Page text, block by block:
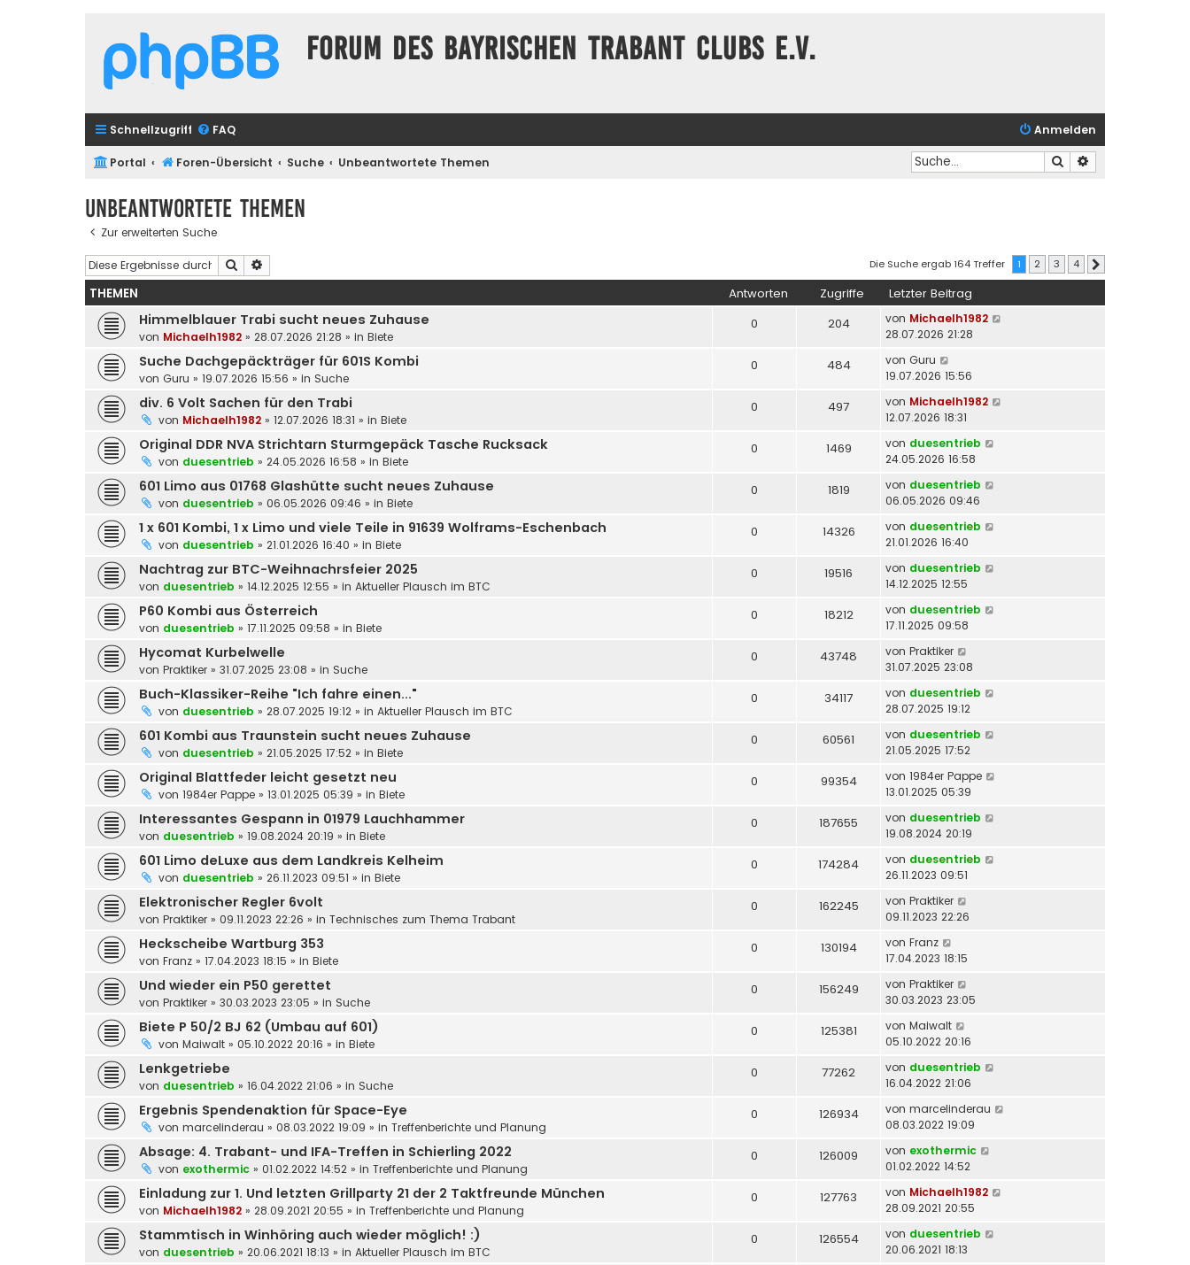
Forum des Bayrischen Trabant Clubs e.V.
Schnellzugriff FAQ Anmelden
Portal Foren-Übersicht Suche Unbeantwortete Themen Suche
Unbeantwortete Themen
Zur erweiterten Suche
Suche Die Suche ergab 164 Treffer 1 2 3 4
THEMEN Antworten Zugriffe Letzter Beitrag
Himmelblauer Trabi sucht neues Zuhause
von Michaelh1982 » 28.07.2026 21:28 » in Biete
0 204 von Michaelh1982
28.07.2026 21:28
Suche Dachgepäckträger für 601S Kombi
von Guru » 19.07.2026 15:56 » in Suche
0 484 von Guru
19.07.2026 15:56
div. 6 Volt Sachen für den Trabi
von Michaelh1982 » 12.07.2026 18:31 » in Biete
0 497 von Michaelh1982
12.07.2026 18:31
Original DDR NVA Strichtarn Sturmgepäck Tasche Rucksack
von duesentrieb » 24.05.2026 16:58 » in Biete
0 1469 von duesentrieb
24.05.2026 16:58
601 Limo aus 01768 Glashütte sucht neues Zuhause
von duesentrieb » 06.05.2026 09:46 » in Biete
0 1819 von duesentrieb
06.05.2026 09:46
1 x 601 Kombi, 1 x Limo und viele Teile in 91639 Wolframs-Eschenbach
von duesentrieb » 21.01.2026 16:40 » in Biete
0 14326 von duesentrieb
21.01.2026 16:40
Nachtrag zur BTC-Weihnachrsfeier 2025
von duesentrieb » 14.12.2025 12:55 » in Aktueller Plausch im BTC
0 19516 von duesentrieb
14.12.2025 12:55
P60 Kombi aus Österreich
von duesentrieb » 17.11.2025 09:58 » in Biete
0 18212 von duesentrieb
17.11.2025 09:58
Hycomat Kurbelwelle
von Praktiker » 31.07.2025 23:08 » in Suche
0 43748 von Praktiker
31.07.2025 23:08
Buch-Klassiker-Reihe "Ich fahre einen..."
von duesentrieb » 28.07.2025 19:12 » in Aktueller Plausch im BTC
0 34117 von duesentrieb
28.07.2025 19:12
601 Kombi aus Traunstein sucht neues Zuhause
von duesentrieb » 21.05.2025 17:52 » in Biete
0 60561 von duesentrieb
21.05.2025 17:52
Original Blattfeder leicht gesetzt neu
von 1984er Pappe » 13.01.2025 05:39 » in Biete
0 99354 von 1984er Pappe
13.01.2025 05:39
Interessantes Gespann in 01979 Lauchhammer
von duesentrieb » 19.08.2024 20:19 » in Biete
0 187655 von duesentrieb
19.08.2024 20:19
601 Limo deLuxe aus dem Landkreis Kelheim
von duesentrieb » 26.11.2023 09:51 » in Biete
0 174284 von duesentrieb
26.11.2023 09:51
Elektronischer Regler 6volt
von Praktiker » 09.11.2023 22:26 » in Technisches zum Thema Trabant
0 162245 von Praktiker
09.11.2023 22:26
Heckscheibe Wartburg 353
von Franz » 17.04.2023 18:15 » in Biete
0 130194 von Franz
17.04.2023 18:15
Und wieder ein P50 gerettet
von Praktiker » 30.03.2023 23:05 » in Suche
0 156249 von Praktiker
30.03.2023 23:05
Biete P 50/2 BJ 62 (Umbau auf 601)
von Maiwalt » 05.10.2022 20:16 » in Biete
0 125381 von Maiwalt
05.10.2022 20:16
Lenkgetriebe
von duesentrieb » 16.04.2022 21:06 » in Suche
0 77262 von duesentrieb
16.04.2022 21:06
Ergebnis Spendenaktion für Space-Eye
von marcelinderau » 08.03.2022 19:09 » in Treffenberichte und Planung
0 126934 von marcelinderau
08.03.2022 19:09
Absage: 4. Trabant- und IFA-Treffen in Schierling 2022
von exothermic » 01.02.2022 14:52 » in Treffenberichte und Planung
0 126009 von exothermic
01.02.2022 14:52
Einladung zur 1. Und letzten Grillparty 21 der 2 Taktfreunde München
von Michaelh1982 » 28.09.2021 20:55 » in Treffenberichte und Planung
0 127763 von Michaelh1982
28.09.2021 20:55
Stammtisch in Winhöring auch wieder möglich! :)
von duesentrieb » 20.06.2021 18:13 » in Aktueller Plausch im BTC
0 126554 von duesentrieb
20.06.2021 18:13